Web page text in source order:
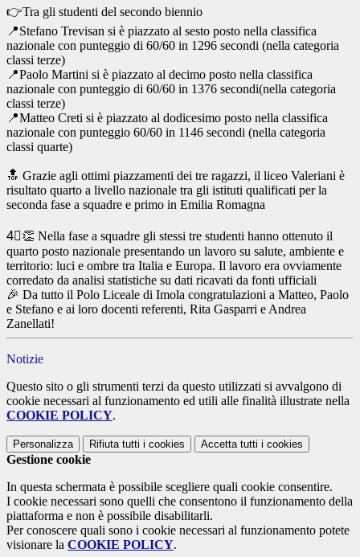
👉Tra gli studenti del secondo biennio
📍Stefano Trevisan si è piazzato al sesto posto nella classifica
nazionale con punteggio di 60/60 in 1296 secondi (nella categoria
classi terze)
📍Paolo Martini si è piazzato al decimo posto nella classifica
nazionale con punteggio di 60/60 in 1376 secondi(nella categoria
classi terze)
📍Matteo Creti si è piazzato al dodicesimo posto nella classifica
nazionale con punteggio 60/60 in 1146 secondi (nella categoria
classi quarte)
🔝 Grazie agli ottimi piazzamenti dei tre ragazzi, il liceo Valeriani è
risultato quarto a livello nazionale tra gli istituti qualificati per la
seconda fase a squadre e primo in Emilia Romagna
4⃣👏 Nella fase a squadre gli stessi tre studenti hanno ottenuto il
quarto posto nazionale presentando un lavoro su salute, ambiente e
territorio: luci e ombre tra Italia e Europa. Il lavoro era ovviamente
corredato da analisi statistiche su dati ricavati da fonti ufficiali
🎉 Da tutto il Polo Liceale di Imola congratulazioni a Matteo, Paolo
e Stefano e ai loro docenti referenti, Rita Gasparri e Andrea
Zanellati!
Notizie
Questo sito o gli strumenti terzi da questo utilizzati si avvalgono di
cookie necessari al funzionamento ed utili alle finalità illustrate nella
COOKIE POLICY.
Personalizza Rifiuta tutti i cookies Accetta tutti i cookies
Gestione cookie
In questa schermata è possibile scegliere quali cookie consentire.
I cookie necessari sono quelli che consentono il funzionamento della
piattaforma e non è possibile disabilitarli.
Per conoscere quali sono i cookie necessari al funzionamento potete
visionare la COOKIE POLICY.